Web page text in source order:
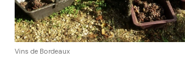
Vins de Bordeaux